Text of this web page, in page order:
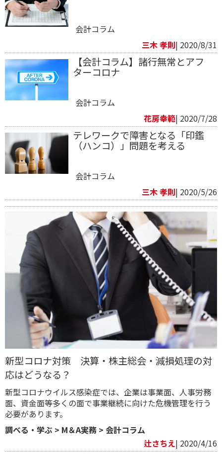
会計コラム
三木 孝則| 2020/8/31
【会計コラム】諸行無常とアフ
ターコロナ
会計コラム
花房幸範​| 2020/7/28
テレワークで障害となる「印鑑
（ハンコ）」問題を考える
会計コラム
三木 孝則| 2020/5/26
新型コロナ対策 決算・株主総会・減損処理の対
応はどうなる？
新型コロナウイルス感染症では、企業は事業面、人事労務
面、資金面等多くの面で事業継続に向けた危機管理を行う
必要があります。
調べる・学ぶ > M＆A実務 > 会計コラム
辻さちえ| 2020/4/16